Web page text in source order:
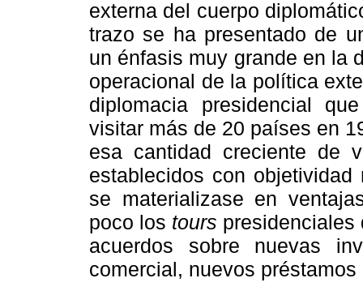
externa del cuerpo
trazo se ha presentado de
un énfasis muy grande en la
operacional de la política
diplomacia presidencial
visitar más de 20 países en
esa cantidad creciente de
establecidos con
se materializase en
poco los tours presidenciales
acuerdos sobre nuevas
comercial, nuevos